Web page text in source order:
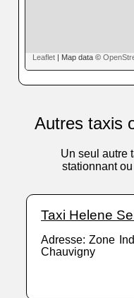
Leaflet | Map data ©
Autres taxis
Un seul autre
stationnant
Taxi Helene
Adresse: Zone
Chauvigny